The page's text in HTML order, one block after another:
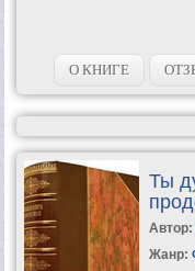
О КНИГЕ
Ты
Автор:
Жанр: